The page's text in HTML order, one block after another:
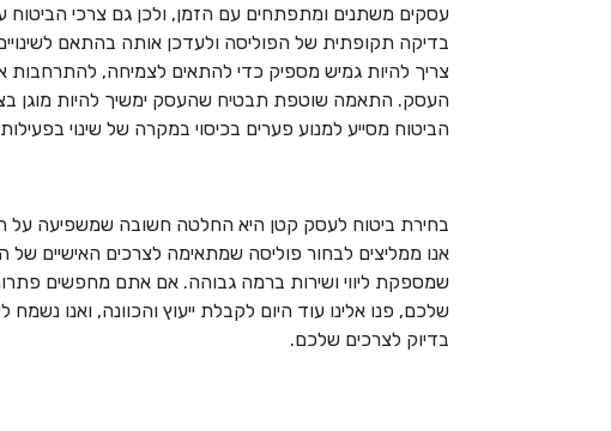
עסקים משתנים ומתפתחים עם הזמן, ולכן גם צרכי הביטוח
בדיקה תקופתית של הפוליסה ולעדכן אותה בהתאם
צריך להיות גמיש מספיק כדי להתאים לצמיחה, להתרחבות או
העסק. התאמה שוטפת תבטיח שהעסק ימשיך להיות מוגן
הביטוח מסייע למנוע פערים בכיסוי במקרה של שינוי
בחירת ביטוח לעסק קטן היא החלטה חשובה שמשפיעה על
אנו ממליצים לבחור פוליסה שמתאימה לצרכים האישיים
שמספקת ליווי ושירות ברמה גבוהה. אם אתם מחפשים
שלכם, פנו אלינו עוד היום לקבלת ייעוץ והכוונה, ואנו
בדיוק לצרכים שלכם.